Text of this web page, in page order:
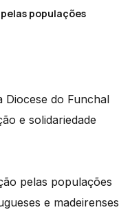
populações
Diocese do Funchal
e solidariedade
pelas populações
e madeirenses